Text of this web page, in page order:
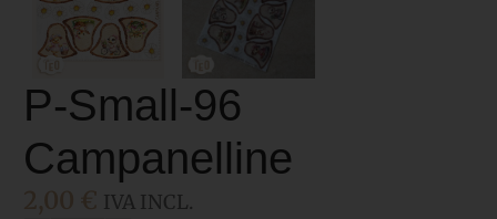
P-Small-96
Campanelline
IVA INCL.